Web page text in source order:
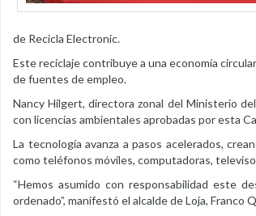
de Recicla Electronic.
Este reciclaje contribuye a una economía
de fuentes de empleo.
Nancy Hilgert, directora zonal del Ministerio
con licencias ambientales aprobadas por esta
La tecnología avanza a pasos acelerados,
como teléfonos móviles, computadoras,
“Hemos asumido con responsabilidad este
ordenado”, manifestó el alcalde de Loja, Franco